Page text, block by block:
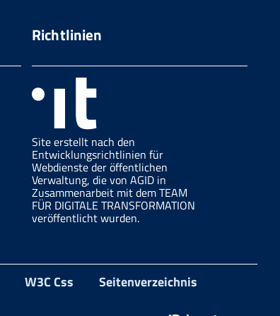
Richtlinien
Site erstellt nach den
Entwicklungsrichtlinien für
Webdienste der öffentlichen
Verwaltung, die von AGID in
Zusammenarbeit mit dem TEAM
FÜR DIGITALE TRANSFORMATION
veröffentlicht wurden.
W3C Css Seitenverzeichnis